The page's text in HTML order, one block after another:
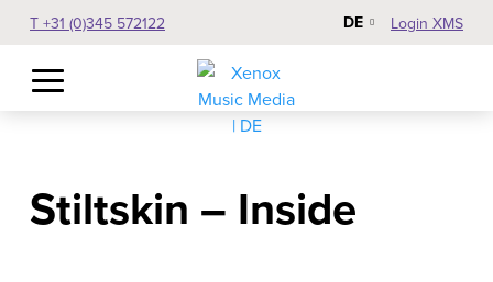
T +31 (0)345 572122 DE Login XMS
Stiltskin – Inside